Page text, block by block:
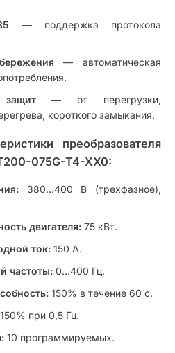
— поддержка протокола
— автоматическая
— от перегрузки,
короткого замыкания.
преобразователя
075G-T4-XX0:
380…400 В (трехфазное),
двигателя: 75 кВт.
ток: 150 А.
частоты: 0…400 Гц.
150% в течение 60 с.
150% при 0,5 Гц.
10 программируемых.